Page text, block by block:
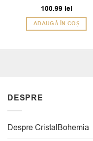
Evaluat la
5din 5
100.99 lei
ADAUGĂ ÎN COȘ
DESPRE
Despre CristalBohemia